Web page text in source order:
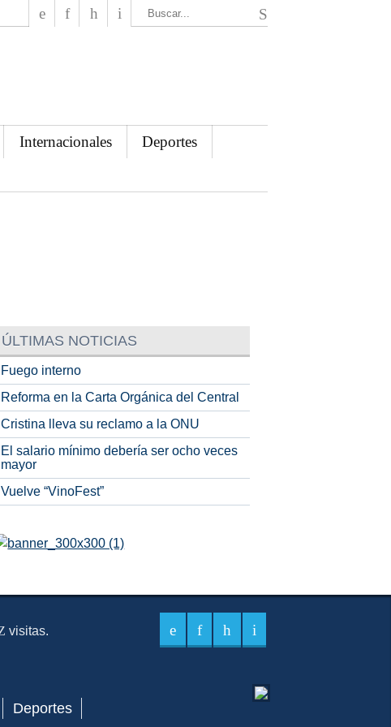
Internacionales
Deportes
ÚLTIMAS NOTICIAS
Fuego interno
Reforma en la Carta Orgánica del Central
Cristina lleva su reclamo a la ONU
El salario mínimo debería ser ocho veces
mayor
Vuelve “VinoFest”
visitas.
Deportes